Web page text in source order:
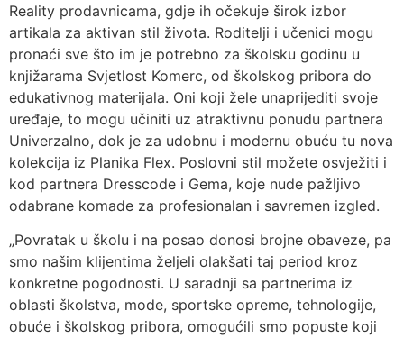
Reality prodavnicama, gdje ih očekuje širok izbor
artikala za aktivan stil života. Roditelji i učenici mogu
pronaći sve što im je potrebno za školsku godinu u
knjižarama Svjetlost Komerc, od školskog pribora do
edukativnog materijala. Oni koji žele unaprijediti svoje
uređaje, to mogu učiniti uz atraktivnu ponudu partnera
Univerzalno, dok je za udobnu i modernu obuću tu nova
kolekcija iz Planika Flex. Poslovni stil možete osvježiti i
kod partnera Dresscode i Gema, koje nude pažljivo
odabrane komade za profesionalan i savremen izgled.
„Povratak u školu i na posao donosi brojne obaveze, pa
smo našim klijentima željeli olakšati taj period kroz
konkretne pogodnosti. U saradnji sa partnerima iz
oblasti školstva, mode, sportske opreme, tehnologije,
obuće i školskog pribora, omogućili smo popuste koji